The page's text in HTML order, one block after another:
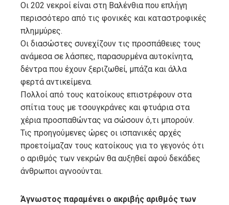
Οι 202 νεκροί είναι στη Βαλένθια που επλήγη
περισσότερο από τις φονικές και καταστροφικές
πλημμύρες.
Οι διασώστες συνεχίζουν τις προσπάθειες τους
ανάμεσα σε λάσπες, παρασυρμένα αυτοκίνητα,
δέντρα που έχουν ξεριζωθεί, μπάζα και άλλα
φερτά αντικείμενα.
Πολλοί από τους κατοίκους επιστρέφουν στα
σπίτια τους με τσουγκράνες και φτυάρια στα
χέρια προσπαθώντας να σώσουν ό,τι μπορούν.
Τις προηγούμενες ώρες οι ισπανικές αρχές
προετοίμαζαν τους κατοίκους για το γεγονός ότι
ο αριθμός των νεκρών θα αυξηθεί αφού δεκάδες
άνθρωποι αγνοούνται.
Άγνωστος παραμένει ο ακριβής αριθμός των